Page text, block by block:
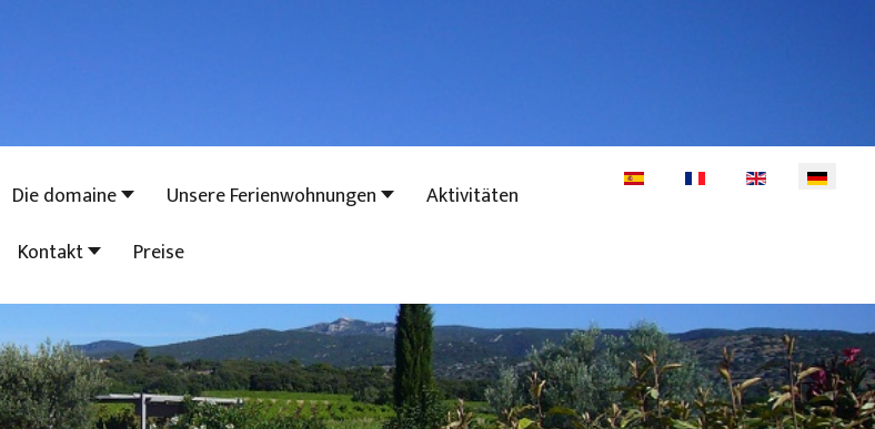
Die domaine Unsere Ferienwohnungen
Aktivitäten
Kontakt Preise
Sprache auswählen